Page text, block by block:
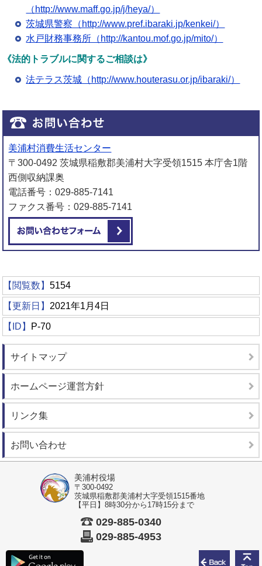
（http://www.maff.go.jp/j/heya/）
茨城県警察（http://www.pref.ibaraki.jp/kenkei/）
水戸財務事務所（http://kantou.mof.go.jp/mito/）
《法的トラブルに関するご相談は》
法テラス茨城（http://www.houterasu.or.jp/ibaraki/）
美浦村消費生活センター
〒300-0492 茨城県稲敷郡美浦村大字受領1515 本庁舎1階
西側収納課奥
電話番号：029-885-7141
ファクス番号：029-885-7141
前の
【閲覧数】5154
【更新日】 2021年1月4日
【ID】 P-70
サイトマップ
ホームページ運営方針
リンク集
お問い合わせ
美浦村役場
〒300-0492
茨城県稲敷郡美浦村大字受領1515番地
【平日】8時30分から17時15分まで
029-885-0340
029-885-4953